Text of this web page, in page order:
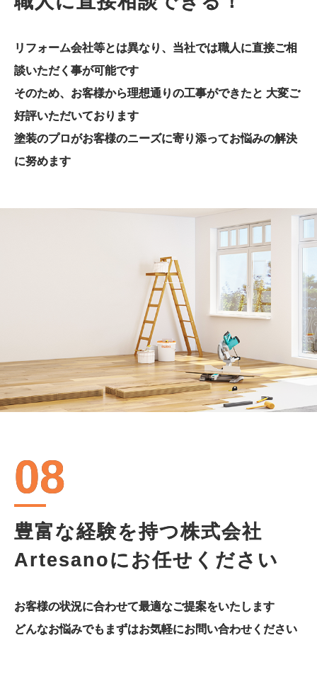
リフォーム会社等とは異なり、 当社では職人に直接ご相
談いただく事が可能です
そのため、お客様から理想通りの工事ができたと 大変ご
好評いただいております
塗装のプロがお客様のニーズに寄り添ってお悩みの解決
に努めます
08
豊富な経験を持つ株式会社
Artesanoにお任せください
お客様の状況に合わせて最適なご提案をいたします
どんなお悩みでもまずはお気軽にお問い合わせください